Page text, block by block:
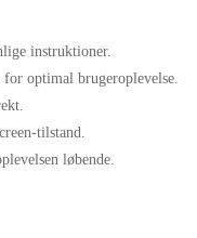
instruktioner.
optimal brugeroplevelse.
tilstand.
løbende.